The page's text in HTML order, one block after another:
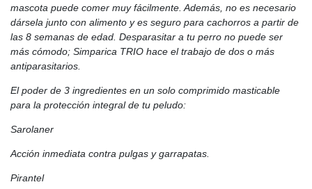
mascota puede comer muy fácilmente. Además, no es necesario
dársela junto con alimento y es seguro para cachorros a partir de
las 8 semanas de edad. Desparasitar a tu perro no puede ser
más cómodo; Simparica TRIO hace el trabajo de dos o más
antiparasitarios.
El poder de 3 ingredientes en un solo comprimido masticable
para la protección integral de tu peludo:
Sarolaner
Acción inmediata contra pulgas y garrapatas.
Pirantel